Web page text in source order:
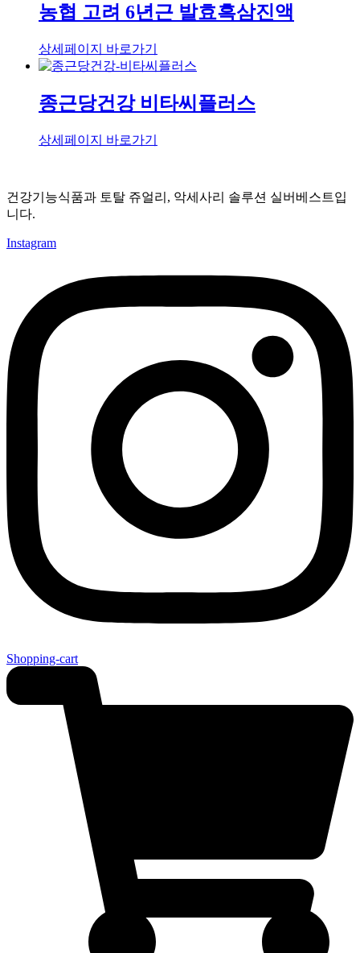
농협 고려 6년근 발효흑삼진액
상세페이지 바로가기
종근당건강 비타씨플러스
상세페이지 바로가기
건강기능식품과 토탈 쥬얼리, 악세사리 솔루션 실버베스트입
니다.
Instagram
Shopping-cart